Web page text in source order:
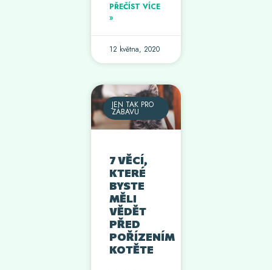
PŘEČÍST VÍCE
»
12 května, 2020
JEN TAK PRO
ZÁBAVU
7 VĚCÍ,
KTERÉ
BYSTE
MĚLI
VĚDĚT
PŘED
POŘÍZENÍM
KOTĚTE